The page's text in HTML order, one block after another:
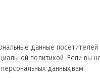
данные посетителей
политикой. Если вы
данных,вам